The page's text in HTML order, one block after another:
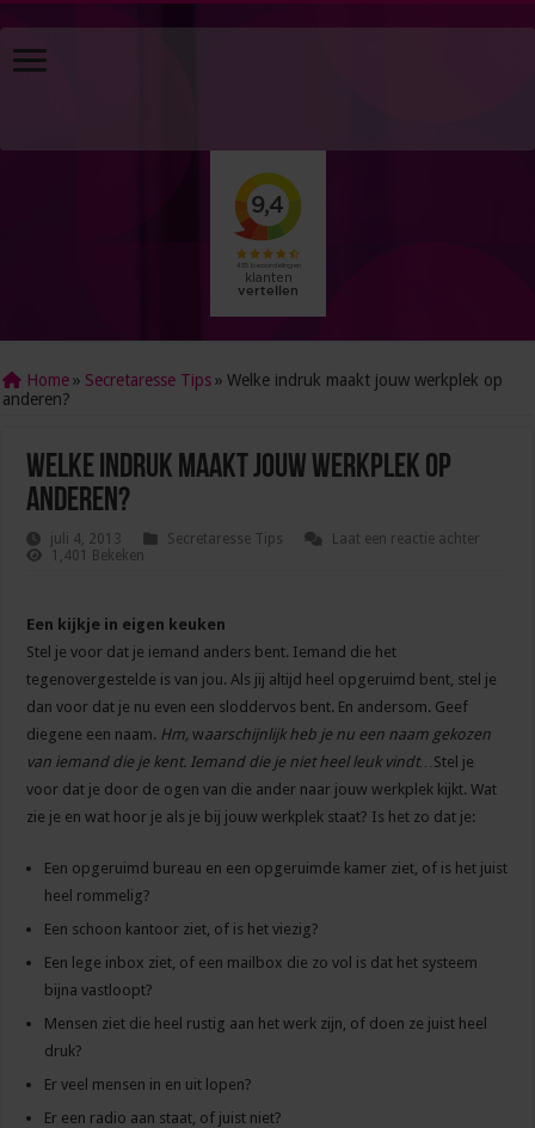
Home » Secretaresse Tips » Welke indruk maakt jouw werkplek op
anderen?
Welke indruk maakt jouw werkplek op
anderen?
juli 4, 2013 Secretaresse Tips
Laat een reactie achter
1,401 Bekeken
Een kijkje in eigen keuken
Stel je voor dat je iemand anders bent. Iemand die het
tegenovergestelde is van jou. Als jij altijd heel opgeruimd bent, stel je
dan voor dat je nu even een sloddervos bent. En andersom. Geef
diegene een naam. Hm,waarschijnlijk heb je nu een naam gekozen
van iemand die je kent. Iemand die je niet heel leuk vindt… Stel je
voor dat je door de ogen van die ander naar jouw werkplek kijkt. Wat
zie je en wat hoor je als je bij jouw werkplek staat? Is het zo dat je:
Een opgeruimd bureau en een opgeruimde kamer ziet, of is het juist
heel rommelig?
Een schoon kantoor ziet, of is het viezig?
Een lege inbox ziet, of een mailbox die zo vol is dat het systeem
bijna vastloopt?
Mensen ziet die heel rustig aan het werk zijn, of doen ze juist heel
druk?
Er veel mensen in en uit lopen?
Er een radio aan staat, of juist niet?